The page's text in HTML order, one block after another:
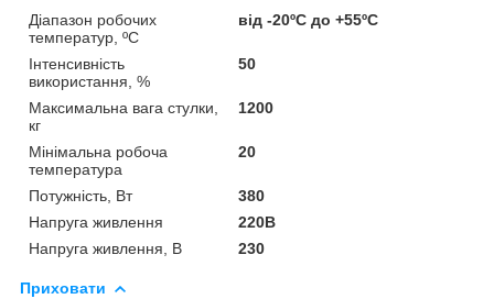
Діапазон робочих
температур, ºС
від -20ºС до +55ºС
Інтенсивність
використання, %
50
Максимальна вага стулки,
кг
1200
Мінімальна робоча
температура
20
Потужність, Вт
380
Напруга живлення
220В
Напруга живлення, В
230
Приховати